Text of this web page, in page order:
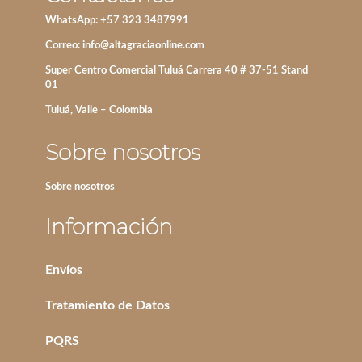
WhatsApp: +57 323 3487991
Correo: info@altagraciaonline.com
Super Centro Comercial Tuluá Carrera 40 # 37-51 Stand
01
Tuluá, Valle – Colombia
Sobre nosotros
Sobre nosotros
Información
Envíos
Tratamiento de Datos
PQRS